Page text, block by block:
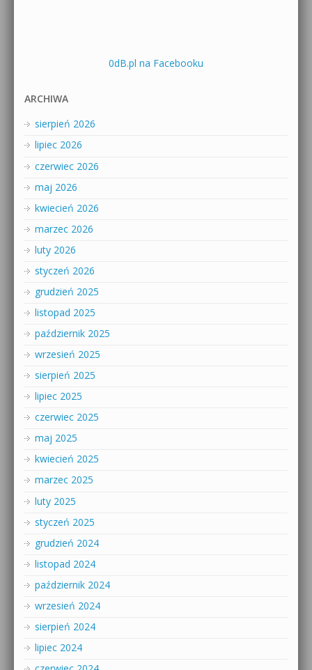
0dB.pl na Facebooku
ARCHIWA
sierpień 2026
lipiec 2026
czerwiec 2026
maj 2026
kwiecień 2026
marzec 2026
luty 2026
styczeń 2026
grudzień 2025
listopad 2025
październik 2025
wrzesień 2025
sierpień 2025
lipiec 2025
czerwiec 2025
maj 2025
kwiecień 2025
marzec 2025
luty 2025
styczeń 2025
grudzień 2024
listopad 2024
październik 2024
wrzesień 2024
sierpień 2024
lipiec 2024